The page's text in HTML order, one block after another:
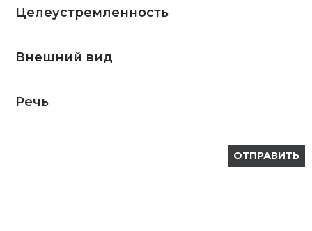
Целеустремленность
Внешний вид
Речь